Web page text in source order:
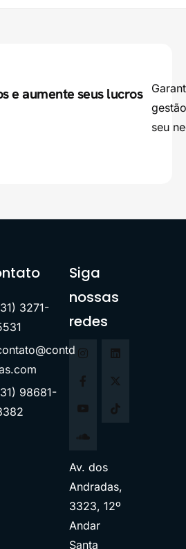
e aumente seus lucros
seu
3271-
98681-
Siga
nossas
redes
Av. dos
Andradas,
3323, 12º
Andar
Santa